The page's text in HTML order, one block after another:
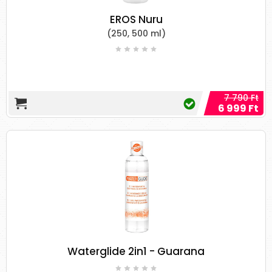
Az avokádóolaj olyan alapvető vitaminok
és tápanyagok raktára, mint a linolsav, az
olajsav, a linolénsav, a béta-karotin, a
béta-szitoszterin, a lecitin, valamint az A,
az olyan bőrbetegségektől, mint a
pikkelysömör (psoriasis). Egy patkányokkal
végzett vizsgálat szerint fokozza a bőr
regenerálódását. [8]
Egy másik, patkányokon végzett
tanulmány megállapította, hogy az
avokádóolaj helyi alkalmazása fokozza a
kollagén szintézisét, így javíthatja a bőr
rugalmasságát, és puhává és
rugalmasságá teheti. [
5. Jojoba olaj
EROS Nuru
(250, 500 ml)
7 790 Ft
6 999 Ft
Waterglide 2in1 - Guarana